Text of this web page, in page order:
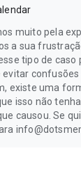
muito pela
a sua
tipo de caso
evitar
existe uma
isso não
causou. Se